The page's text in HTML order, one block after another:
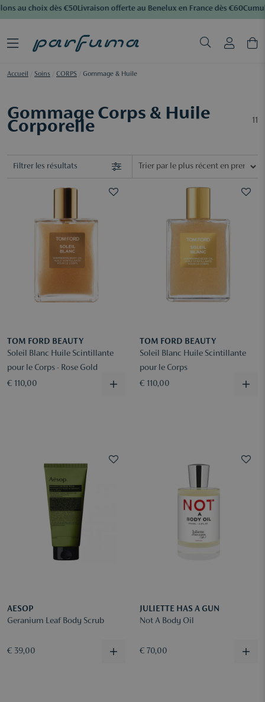
au choix dès €50Livraison offerte au Benelux en France dès €60
Accueil Soins CORPS Gommage & Huile
Gommage Corps & Huile
Corporelle 11
Filtrer les résultats
TOM FORD BEAUTY
Soleil Blanc Huile Scintillante
pour le Corps - Rose Gold
€ 110,00
TOM FORD BEAUTY
Soleil Blanc Huile Scintillante
pour le Corps
€ 110,00
AESOP
Geranium Leaf Body Scrub
€ 39,00
JULIETTE HAS A GUN
Not A Body Oil
€ 70,00